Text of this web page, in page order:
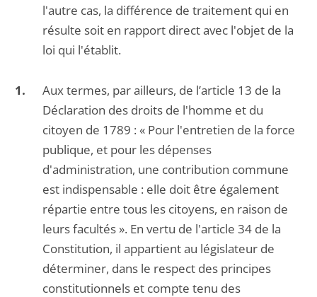
l'autre cas, la différence de traitement qui en
résulte soit en rapport direct avec l'objet de la
loi qui l'établit.
Aux termes, par ailleurs, de l’article 13 de la
Déclaration des droits de l'homme et du
citoyen de 1789 : « Pour l'entretien de la force
publique, et pour les dépenses
d'administration, une contribution commune
est indispensable : elle doit être également
répartie entre tous les citoyens, en raison de
leurs facultés ». En vertu de l'article 34 de la
Constitution, il appartient au législateur de
déterminer, dans le respect des principes
constitutionnels et compte tenu des